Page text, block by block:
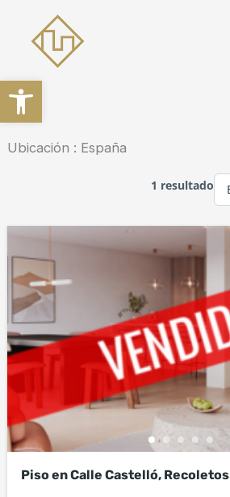
Abrir barra de herramientas
contenido
Ubicación : España
1 resultado
Piso en Calle Castelló, Recoletos